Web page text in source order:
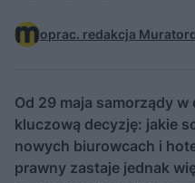
oprac. redakcja
Od 29 maja samorządy w
kluczową decyzję: jakie
nowych biurowcach i
prawny zastaje jednak